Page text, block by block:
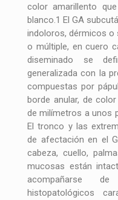
color amarillento
blanco.1 El GA
indoloros, dérmicos o
o múltiple, en cuero
diseminado se
generalizada con la
compuestas por
borde anular, de
de milímetros a unos
El tronco y las
de afectación en el
cabeza, cuello,
mucosas están
acompañarse
histopatológicos